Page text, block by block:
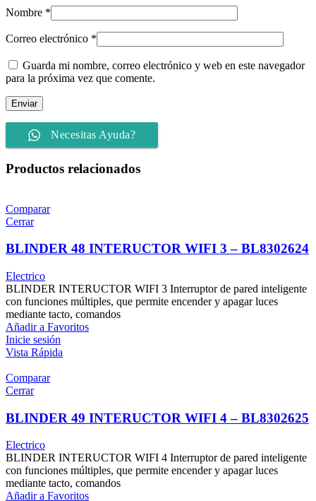
Nombre *
Correo electrónico *
Guarda mi nombre, correo electrónico y web en este navegador
para la próxima vez que comente.
Necesitas Ayuda?
Productos relacionados
Comparar
Cerrar
BLINDER 48 INTERUCTOR WIFI 3 – BL8302624
Electrico
BLINDER INTERUCTOR WIFI 3 Interruptor de pared inteligente
con funciones múltiples, que permite encender y apagar luces
mediante tacto, comandos
Añadir a Favoritos
Inicie sesión
Vista Rápida
Comparar
Cerrar
BLINDER 49 INTERUCTOR WIFI 4 – BL8302625
Electrico
BLINDER INTERUCTOR WIFI 4 Interruptor de pared inteligente
con funciones múltiples, que permite encender y apagar luces
mediante tacto, comandos
Añadir a Favoritos